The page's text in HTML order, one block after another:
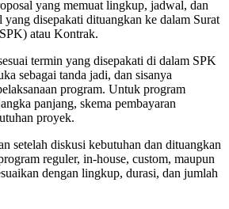
yang memuat lingkup, jadwal, dan
yang disepakati dituangkan ke dalam Surat
atau Kontrak.
termin yang disepakati di dalam SPK
sebagai tanda jadi, dan sisanya
program. Untuk program
panjang, skema pembayaran
proyek.
setelah diskusi kebutuhan dan dituangkan
reguler, in-house, custom, maupun
dengan lingkup, durasi, dan jumlah